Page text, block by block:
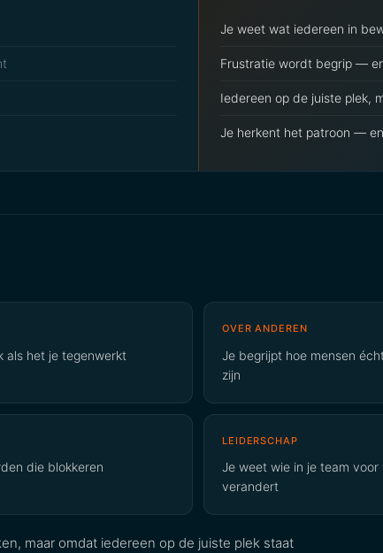
Je weet wat iedereen in
Frustratie wordt begrip —
Iedereen op de juiste plek,
Je herkent het patroon —
als het je tegenwerkt
OVER ANDEREN
Je begrijpt hoe mensen
zijn
die blokkeren
LEIDERSCHAP
Je weet wie in je team
verandert
maar omdat iedereen op de juiste plek staat